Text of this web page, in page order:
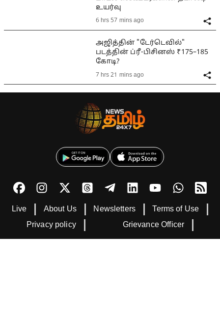
உயர்வு
6 hrs 57 mins ago
அஜித்தின் "டேர்டெவில்"
படத்தின் ப்ரீ-பிசினஸ் ₹175–185
கோடி?
7 hrs 21 mins ago
Live About Us Newsletters
Terms of Use
Privacy policy
Grievance Officer